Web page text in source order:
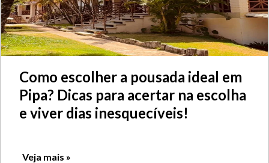
Como escolher a pousada ideal em
Pipa? Dicas para acertar na escolha
e viver dias inesquecíveis!
Veja mais »